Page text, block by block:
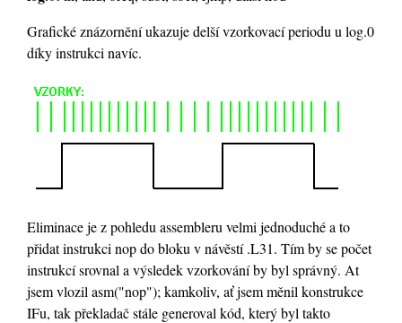
Grafické znázornění ukazuje delší vzorkovací periodu u log.0
díky instrukci navíc.
Eliminace je z pohledu assembleru velmi jednoduché a to
přidat instrukci nop do bloku v návěstí .L31. Tím by se počet
instrukcí srovnal a výsledek vzorkování by byl správný. At
jsem vlozil asm("nop"); kamkoliv, ať jsem měnil konstrukce
IFu, tak překladač stále generoval kód, který byl takto